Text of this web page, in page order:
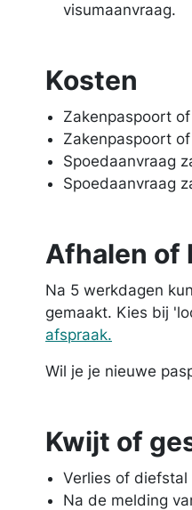
visumaanvraag.
Kosten
Zakenpaspoort
Zakenpaspoort
Spoedaanvraag
Spoedaanvraag
Afhalen of
Na 5 werkdagen
gemaakt. Kies bij
afspraak.
Wil je je nieuwe
Kwijt of
Verlies of
Na de melding